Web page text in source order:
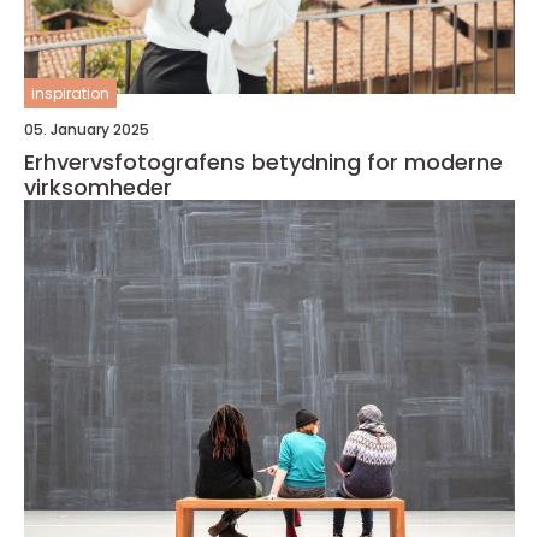
inspiration
05. January 2025
Erhvervsfotografens betydning for moderne
virksomheder